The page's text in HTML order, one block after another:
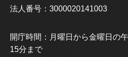
法人番号：3000020141003
開庁時間：月曜日から金曜日の
15分まで